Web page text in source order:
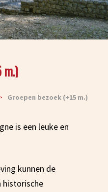
m.)
Groepen bezoek (+15 m.)
is een leuke en
kunnen de
historische